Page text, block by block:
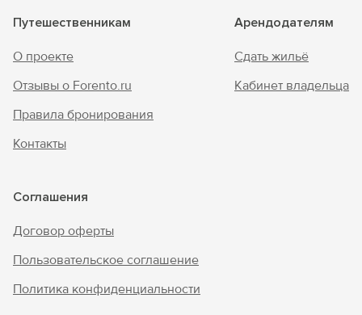
Путешественникам
О проекте
Отзывы о Forento.ru
Правила бронирования
Контакты
Арендодателям
Сдать жильё
Кабинет владельца
Соглашения
Договор оферты
Пользовательское соглашение
Политика конфиденциальности